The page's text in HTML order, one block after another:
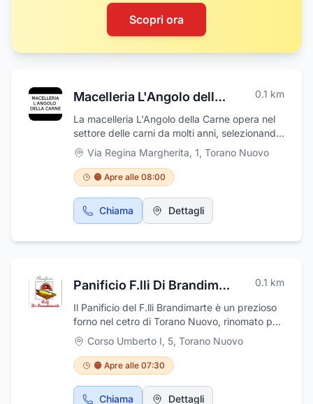
Scopri ora
Macelleria L'Angolo della Carne 0.1 km
La macelleria L'Angolo della Carne opera nel
settore delle carni da molti anni, selezionando
e lavorando solo tagli provenienti da
allevamenti accuratamente scelti, tutte le fasi
produttive dal macello alla stagionatura del
prodotto, vengono seguite direttamente e
svolte con metodi artigianali. L'amore per il
nostro lavoro ci porta a produrre con criteri di
terra direttamente sulle vostre tavole. Inoltre,
arrosti, girelle, stinco di maiale, trippa,
pollo arrosto con patate, involtini e tante altre
specialità pronte da gustare.
Via Regina Margherita, 1, Torano Nuovo
🟠 Apre alle 08:00
Chiama Dettagli
Panificio F.lli Di Brandimarte e C. snc 0.1 km
Il Panificio del F.lli Brandimarte è un prezioso
forno nel cetro di Torano Nuovo, rinomato per
le sue specialità da forno, da oltre 40 anni.
All'interno troverete una selezione ampia
scelta di pani, lavorati con speciali farine,
accuratamente selezionate, pizza, dolci e
biscotti e tipicità teramane. L' attività si
Corso Umberto I, 5, Torano Nuovo
🟠 Apre alle 07:30
Chiama Dettagli